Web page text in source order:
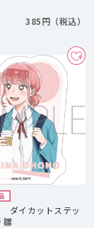
385円
ダイカットステッ
雛